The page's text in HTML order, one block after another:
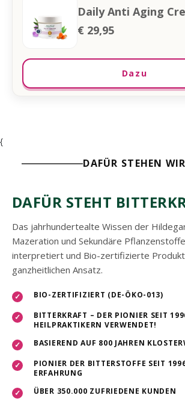
Daily Anti Aging
€ 29,95
Dazu
{
DAFÜR STEHEN WIR
DAFÜR STEHT
Das jahrhundertealte Wissen der
Mazeration und Sekundäre
interpretiert und Bio-zertifizierte
ganzheitlichen Ansatz.
✓ BIO-ZERTIFIZIERT (DE-ÖKO-013)
✓
BITTERKRAFT – DER PIONIER SEIT
HEILPRAKTIKERN VERWENDET!
✓
BASIEREND AUF 800 JAHREN
✓
PIONIER DER BITTERSTOFFE SEIT
ERFAHRUNG
✓
ÜBER 350.000 ZUFRIEDENE KUNDEN